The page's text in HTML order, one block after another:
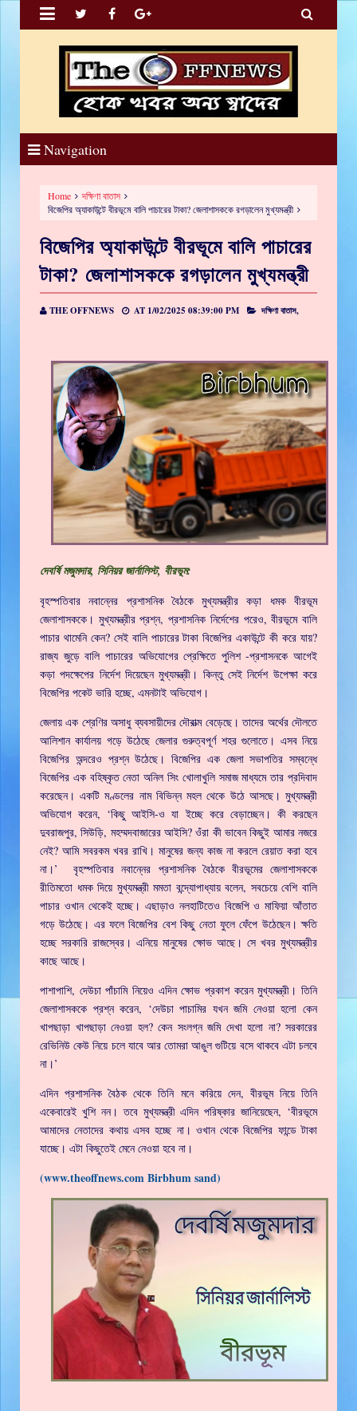
 
Navigation
Home
দক্ষিণা বাতাস
বিজেপির অ্যাকাউন্টে বীরভূমে বালি পাচারের টাকা? জেলাশাসককে রগড়ালেন মুখ্যমন্ত্রী
বিজেপির অ্যাকাউন্টে বীরভূমে বালি পাচারের
টাকা? জেলাশাসককে রগড়ালেন মুখ্যমন্ত্রী
THE OFFNEWS AT 1/02/2025 08:39:00 PM দক্ষিণা বাতাস,
দেবর্ষি মজুমদার, সিনিয়র জার্নালিস্ট, বীরভূম:
বৃহস্পতিবার নবান্নের প্রশাসনিক বৈঠকে মুখ্যমন্ত্রীর কড়া ধমক বীরভূম
জেলাশাসককে। মুখ্যমন্ত্রীর প্রশ্ন, প্রশাসনিক নির্দেশের পরেও, বীরভূমে বালি
পাচার থামেনি কেন? সেই বালি পাচারের টাকা বিজেপির একাউন্টে কী করে যায়?
রাজ্য জুড়ে বালি পাচারের অভিযোগের প্রেক্ষিতে পুলিশ -প্রশাসনকে আগেই
কড়া পদক্ষেপের নির্দেশ দিয়েছেন মুখ্যমন্ত্রী। কিন্তু সেই নির্দেশ উপেক্ষা করে
বিজেপির পকেট ভারি হচ্ছে, এমনটাই অভিযোগ।
জেলায় এক শ্রেণির অসাধু ব্যবসায়ীদের দৌরাত্ম বেড়েছে। তাদের অর্থের দৌলতে
আলিশান কার্যালয় গড়ে উঠেছে জেলার গুরুত্বপূর্ণ শহর গুলোতে। এসব নিয়ে
বিজেপির অন্দরেও প্রশ্ন উঠেছে। বিজেপির এক জেলা সভাপতির সম্বন্ধে
বিজেপির এক বহিষ্কৃত নেতা অনিল সিং খোলাখুলি সমাজ মাধ্যমে তার প্রদিবাদ
করেছেন। একটি মণ্ডলের নাম বিভিন্ন মহল থেকে উঠে আসছে। মুখ্যমন্ত্রী
অভিযোগ করেন, ‘কিছু আইসি-ও যা ইচ্ছে করে বেড়াচ্ছেন। কী করছেন
দুবরাজপুর, সিউড়ি, মহম্মদবাজারের আইসি? ওঁরা কী ভাবেন কিছুই আমার নজরে
নেই? আমি সবরকম খবর রাখি। মানুষের জন্য কাজ না করলে রেয়াত করা হবে
না।’ বৃহস্পতিবার নবান্নের প্রশাসনিক বৈঠকে বীরভূমের জেলাশাসককে
রীতিমতো ধমক দিয়ে মুখ্যমন্ত্রী মমতা বন্দ্যোপাধ্যায় বলেন, সবচেয়ে বেশি বালি
পাচার ওখান থেকেই হচ্ছে। এছাড়াও নলহাটিতেও বিজেপি ও মাফিয়া আঁতাত
গড়ে উঠেছে। এর ফলে বিজেপির বেশ কিছু নেতা ফুলে ফেঁপে উঠেছেন। ক্ষতি
হচ্ছে সরকারি রাজস্বের। এনিয়ে মানুষের ক্ষোভ আছে। সে খবর মুখ্যমন্ত্রীর
কাছে আছে।
পাশাপাশি, দেউচা পাঁচামি নিয়েও এদিন ক্ষোভ প্রকাশ করেন মুখ্যমন্ত্রী। তিনি
জেলাশাসককে প্রশ্ন করেন, ‘দেউচা পাচামির যখন জমি নেওয়া হলো কেন
খাপছাড়া খাপছাড়া নেওয়া হল? কেন সংলগ্ন জমি দেখা হলো না? সরকারের
রেভিনিউ কেউ নিয়ে চলে যাবে আর তোমরা আঙুল গুটিয়ে বসে থাকবে এটা চলবে
না।’
এদিন প্রশাসনিক বৈঠক থেকে তিনি মনে করিয়ে দেন, বীরভূম নিয়ে তিনি
একেবারেই খুশি নন। তবে মুখ্যমন্ত্রী এদিন পরিষ্কার জানিয়েছেন, ‘বীরভূমে
আমাদের নেতাদের কথায় এসব হচ্ছে না। ওখান থেকে বিজেপির ফান্ডে টাকা
যাচ্ছে। এটা কিছুতেই মেনে নেওয়া হবে না।
(www.theoffnews.com Birbhum sand)